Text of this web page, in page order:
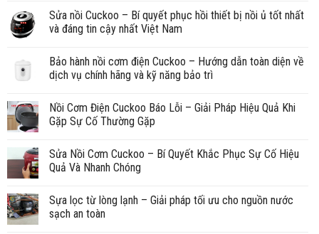
Sửa nồi Cuckoo – Bí quyết phục hồi thiết bị nồi ủ tốt nhất
và đáng tin cậy nhất Việt Nam
Bảo hành nồi cơm điện Cuckoo – Hướng dẫn toàn diện về
dịch vụ chính hãng và kỹ năng bảo trì
Nồi Cơm Điện Cuckoo Báo Lỗi – Giải Pháp Hiệu Quả Khi
Gặp Sự Cố Thường Gặp
Sửa Nồi Cơm Cuckoo – Bí Quyết Khắc Phục Sự Cố Hiệu
Quả Và Nhanh Chóng
Sựa lọc từ lòng lạnh – Giải pháp tối ưu cho nguồn nước
sạch an toàn